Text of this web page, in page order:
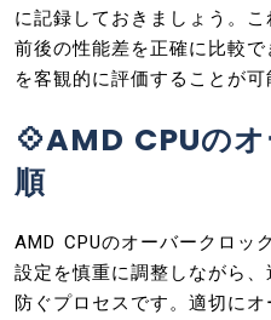
に記録しておきましょう。
前後の性能差を正確に比較
を客観的に評価することが可
💠AMD CPUの
順
AMD CPUのオーバークロッ
設定を慎重に調整しながら
防ぐプロセスです。適切にオ